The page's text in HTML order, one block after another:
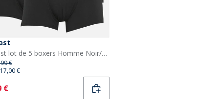
Everlast lot de 5 boxers Homme Noir/Noir
€
17,00 €
€